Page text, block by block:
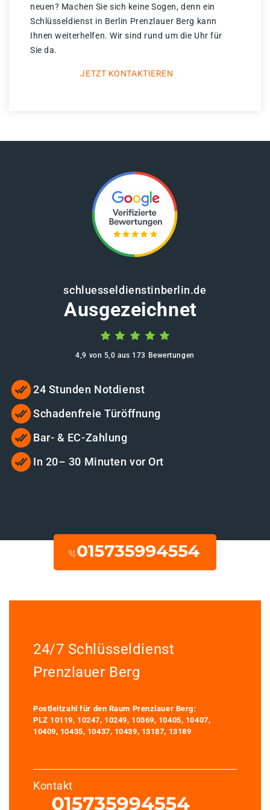
neuen? Machen Sie sich keine Sogen, denn ein
Schlüsseldienst in Berlin Prenzlauer Berg kann
Ihnen weiterhelfen. Wir sind rund um die Uhr für
Sie da.
JETZT KONTAKTIEREN
schluesseldienstinberlin.de
Ausgezeichnet
4,9 von 5,0 aus 173 Bewertungen
24 Stunden Notdienst
Schadenfreie Türöffnung
Bar- & EC-Zahlung
In 20– 30 Minuten vor Ort
24/7 Schlüsseldienst
Prenzlauer Berg
Postleitzahl für den Raum Prenzlauer Berg:
PLZ 10119, 10247, 10249, 10369, 10405, 10407,
10409, 10435, 10437, 10439, 13187, 13189
Kontakt